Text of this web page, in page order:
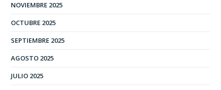
NOVIEMBRE 2025
OCTUBRE 2025
SEPTIEMBRE 2025
AGOSTO 2025
JULIO 2025